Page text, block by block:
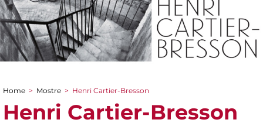
Tu sei qui
Home > Mostre > Henri Cartier-Bresson
Henri Cartier-Bresson